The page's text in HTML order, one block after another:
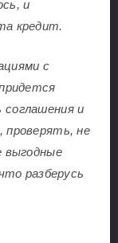
и
кредит.
с
и
не
выгодные
разберусь